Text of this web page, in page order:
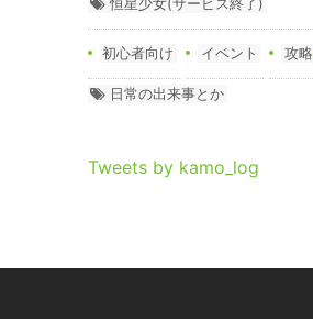
初心者向け イベント 攻略
日常の出来事とか
Tweets by kamo_log